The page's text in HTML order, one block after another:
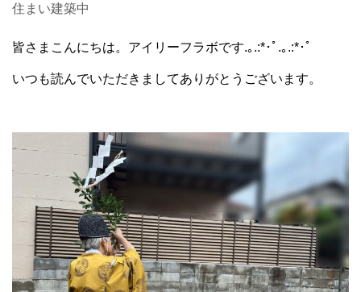
住まい建築中
皆さまこんにちは。アイリーフラボです.｡.:*･ﾟ.｡.:*･ﾟ
いつも読んでいただきましてありがとうございます。